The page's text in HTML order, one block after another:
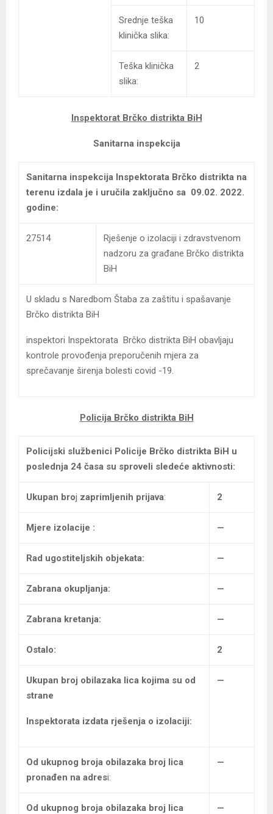
Srednje teška
klinička slika:
10
Teška klinička
slika:
2
Inspektorat Brčko distrikta BiH
Sanitarna inspekcija
Sanitarna inspekcija Inspektorata Brčko distrikta na
terenu izdala je i uručila zaključno sa 09.02. 2022.
godine:
27514
Rješenje o izolaciji i zdravstvenom
nadzoru za građane Brčko distrikta
BiH
U skladu s Naredbom Štaba za zaštitu i spašavanje
Brčko distrikta BiH
inspektori Inspektorata Brčko distrikta BiH obavljaju
kontrole provođenja preporučenih mjera za
sprečavanje širenja bolesti covid -19.
Policija Brčko distrikta BiH
Policijski službenici Policije Brčko distrikta BiH u
poslednja 24 časa su sproveli sledeće aktivnosti:
Ukupan broj zaprimljenih prijava: 2
Mjere izolacije : —
Rad ugostiteljskih objekata: —
Zabrana okupljanja: —
Zabrana kretanja: —
Ostalo: 2
Ukupan broj obilazaka lica kojima su od
strane
Inspektorata izdata rješenja o izolaciji:
—
Od ukupnog broja obilazaka broj lica
pronađen na adresi:
—
Od ukupnog broja obilazaka broj lica
—